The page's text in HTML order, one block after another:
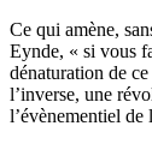
Ce qui amène,
Eynde, « si vous
dénaturation de
l’inverse, une
l’évènementiel